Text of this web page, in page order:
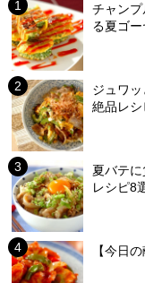
チャン
る夏ゴ
ジュワ
絶品レシ
夏バテ
レシピ8
【今日